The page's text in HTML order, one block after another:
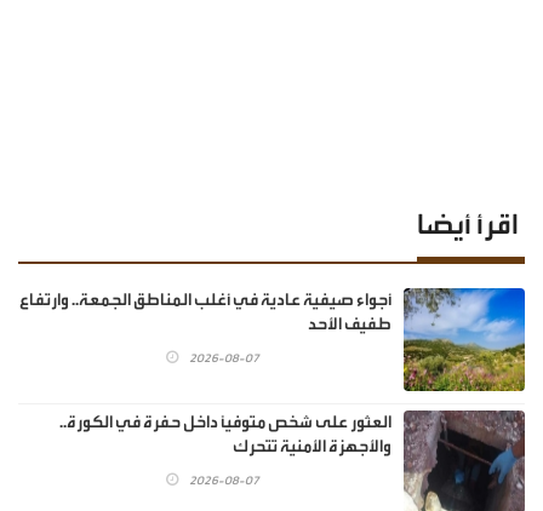
اقرأ أيضا
أجواء صيفية عادية في أغلب المناطق الجمعة.. وارتفاع
طفيف الأحد
2026-08-07
العثور على شخص متوفيًا داخل حفرة في الكورة..
والأجهزة الأمنية تتحرك
2026-08-07